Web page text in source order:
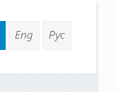
Eng Рус